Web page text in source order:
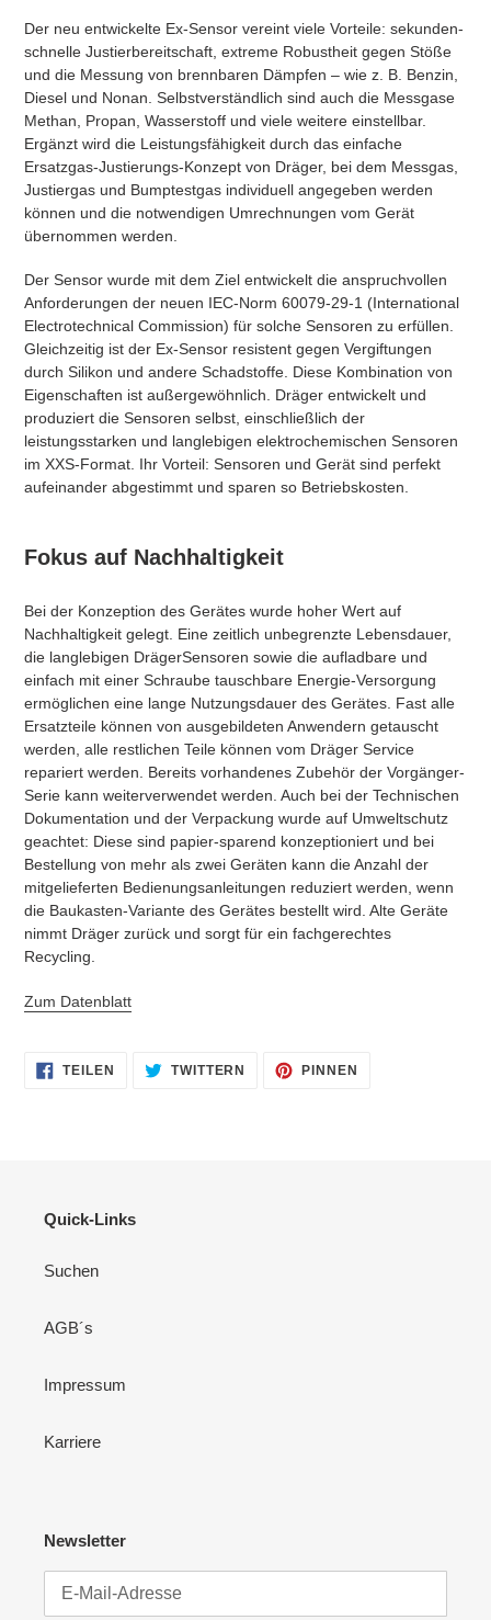
​Der neu entwickelte Ex-Sensor vereint viele Vorteile: sekunden-
schnelle Justierbereitschaft, extreme Robustheit gegen Stöße
und die Messung von brennbaren Dämpfen – wie z. B. Benzin,
Diesel und Nonan. Selbstverständlich sind auch die Messgase
Methan, Propan, Wasserstoff und viele weitere einstellbar.
Ergänzt wird die Leistungsfähigkeit durch das einfache
Ersatzgas-Justierungs-Konzept von Dräger, bei dem Messgas,
Justiergas und Bumptestgas individuell angegeben werden
können und die notwendigen Umrechnungen vom Gerät
übernommen werden.
Der Sensor wurde mit dem Ziel entwickelt die anspruchvollen
Anforderungen der neuen IEC-Norm 60079-29-1 (International
Electrotechnical Commission) für solche Sensoren zu erfüllen.
Gleichzeitig ist der Ex-Sensor resistent gegen Vergiftungen
durch Silikon und andere Schadstoffe. Diese Kombination von
Eigenschaften ist außergewöhnlich. Dräger entwickelt und
produziert die Sensoren selbst, einschließlich der
leistungsstarken und langlebigen elektrochemischen Sensoren
im XXS-Format. Ihr Vorteil: Sensoren und Gerät sind perfekt
aufeinander abgestimmt und sparen so Betriebskosten.
Fokus auf Nachhaltigkeit
​Bei der Konzeption des Gerätes wurde hoher Wert auf
Nachhaltigkeit gelegt. Eine zeitlich unbegrenzte Lebensdauer,
die langlebigen DrägerSensoren sowie die aufladbare und
einfach mit einer Schraube tauschbare Energie-Versorgung
ermöglichen eine lange Nutzungsdauer des Gerätes. Fast alle
Ersatzteile können von ausgebildeten Anwendern getauscht
werden, alle restlichen Teile können vom Dräger Service
repariert werden. Bereits vorhandenes Zubehör der Vorgänger-
Serie kann weiterverwendet werden. Auch bei der Technischen
Dokumentation und der Verpackung wurde auf Umweltschutz
geachtet: Diese sind papier-sparend konzeptioniert und bei
Bestellung von mehr als zwei Geräten kann die Anzahl der
mitgelieferten Bedienungsanleitungen reduziert werden, wenn
die Baukasten-Variante des Gerätes bestellt wird. Alte Geräte
nimmt Dräger zurück und sorgt für ein fachgerechtes
Recycling.
Zum Datenblatt
TEILEN
FACEBOOK
TWITTERN AUF
TWITTER
PINNEN
Quick-Links
Suchen
AGB´s
Impressum
Karriere
Newsletter